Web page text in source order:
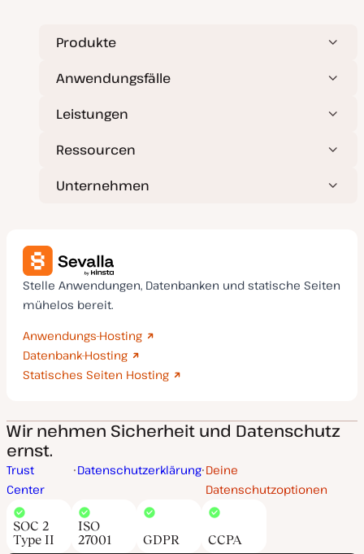
i
e
Produkte
Anwendungsfälle
Leistungen
Ressourcen
Unternehmen
Stelle Anwendungen, Datenbanken und statische Seiten
mühelos bereit.
Anwendungs-Hosting
Datenbank-Hosting
Statisches Seiten Hosting
Wir nehmen Sicherheit und Datenschutz
ernst.
Trust
Center
Datenschutzerklärung Deine
Datenschutzoptionen
SOC 2
Type II
ISO
27001
GDPR CCPA